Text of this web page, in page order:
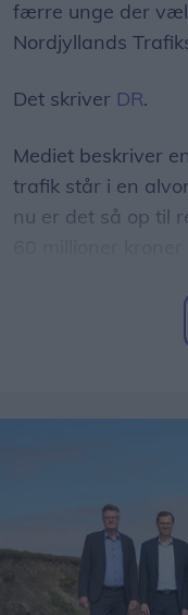
færre unge der
Nordjyllands
Det skriver DR.
Mediet beskriver
trafik står i en
nu er det så op til
- Det er et
- Jeg frygter især,
Helt konkret kan
at nogle ruter må
måske får færre